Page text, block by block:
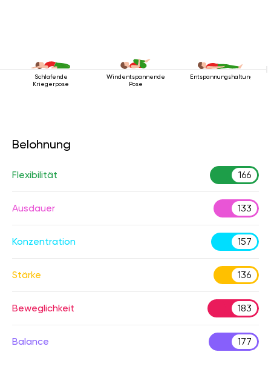
Schlafende
Kriegerpose
Windentspannende
Pose
Entspannungshaltung
Belohnung
Flexibilität 166
Ausdauer 133
Konzentration 157
Stärke 136
Beweglichkeit 183
Balance 177